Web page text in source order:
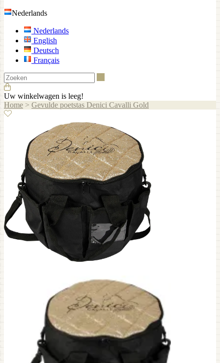
Nederlands
Nederlands
English
Deutsch
Français
Uw winkelwagen is leeg!
Home > Gevulde poetstas Denici Cavalli Gold